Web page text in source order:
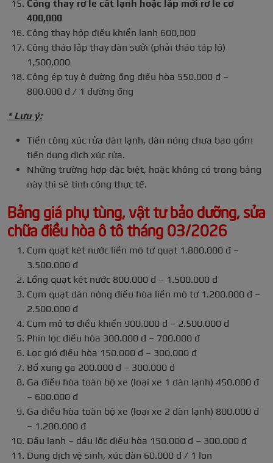
Công thay rơ le cắt lạnh hoặc lắp mới rơ le cơ
400,000
Công thay hộp điều khiển lạnh 600,000
Công tháo lắp thay dàn sưởi (phải tháo táp lô)
1,500,000
Công ép tuy ô đường ống điều hòa 550.000 đ –
800.000 đ / 1 đường ống
* Lưu ý:
Tiền công xúc rửa dàn lạnh, dàn nóng chưa bao gồm
tiền dung dịch xúc rửa.
Những trường hợp đặc biệt, hoặc không có trong bảng
này thì sẽ tính công thực tế.
Bảng giá phụ tùng, vật tư bảo dưỡng, sửa
chữa điều hòa ô tô tháng 03/2026
Cụm quạt két nước liền mô tơ quạt 1.800.000 đ –
3.500.000 đ
Lồng quạt két nước 800.000 đ – 1.500.000 đ
Cụm quạt dàn nóng điều hòa liền mô tơ 1.200.000 đ –
2.500.000 đ
Cụm mô tơ điều khiển 900.000 đ – 2.500.000 đ
Phin lọc điều hòa 300.000 đ – 700.000 đ
Lọc gió điều hòa 150.000 đ – 300.000 đ
Bổ xung ga 200.000 đ – 300.000 đ
Ga điều hòa toàn bộ xe (loại xe 1 dàn lạnh) 450.000 đ
– 600.000 đ
Ga điều hòa toàn bộ xe (loại xe 2 dàn lạnh) 800.000 đ
– 1.200.000 đ
Dầu lạnh – dầu lốc điều hòa 150.000 đ – 300.000 đ
Dung dịch vệ sinh, xúc dàn 60.000 đ / 1 lon